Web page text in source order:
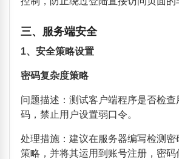
三、服务端安全
1、安全策略设置
密码复杂度策略
问题描述：测试客户端程序是否检查
码，禁止用户设置弱口令。
处理措施：建议在服务器编写检测密
策略，并将其运用到账号注册，密